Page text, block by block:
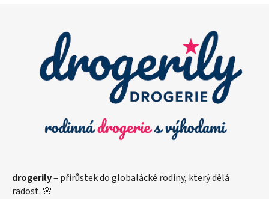
drogerily– přírůstek do globalácké rodiny, který dělá
radost. 🌸